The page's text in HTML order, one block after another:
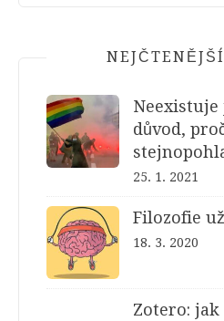
důvod,
25. 1. 2021
Filozofie
18. 3. 2020
Zotero: